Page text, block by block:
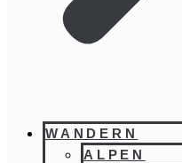
WANDERN
ALPEN